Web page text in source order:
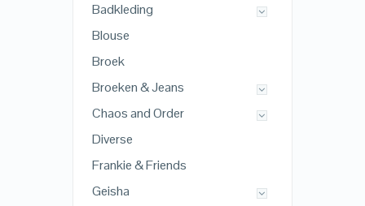
Badkleding
Blouse
Broek
Broeken & Jeans
Chaos and Order
Diverse
Frankie & Friends
Geisha